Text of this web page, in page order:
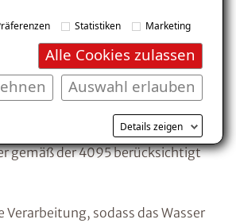
Statistiken Marketing
Alle Cookies zulassen
Auswahl erlauben
Details zeigen
Vorfluter ist es möglich,
durch ein natürliches als auch
angelegtes Gefälle dank einer
kann. Folgende Punkte müssen
gemäß der 4095 berücksichtigt
Verarbeitung, sodass das Wasser
Ratgeber anfordern
den Erhalt des kostenfreien